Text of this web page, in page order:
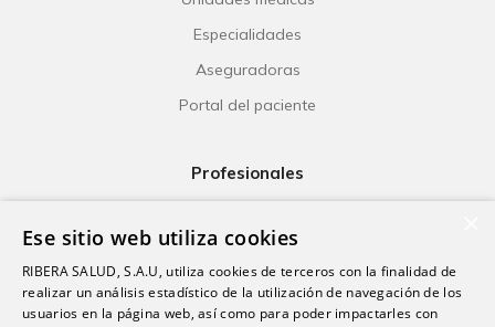
Especialidades
Aseguradoras
Portal del paciente
Profesionales
Investigación
Formación
Escuela universitaria
Ese sitio web utiliza cookies
RIBERA SALUD, S.A.U, utiliza cookies de terceros con la finalidad de
realizar un análisis estadístico de la utilización de navegación de los
usuarios en la página web, así como para poder impactarles con